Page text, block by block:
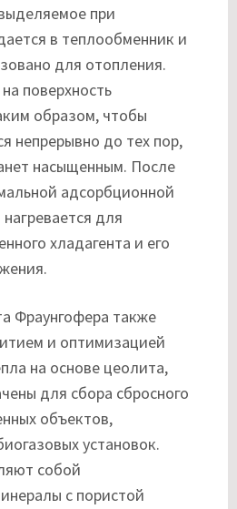
при
в теплообменник и
для отопления.
поверхность
образом, чтобы
непрерывно до тех пор,
насыщенным. После
адсорбционной
для
хладагента и его
Фраунгофера также
и оптимизацией
на основе цеолита,
для сбора сбросного
объектов,
установок.
собой
с пористой